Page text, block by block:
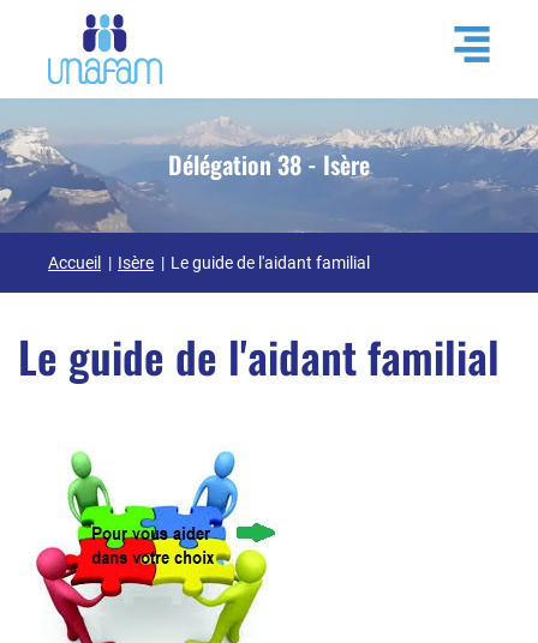
Délégation 38 - Isère
Accueil Isère Le guide de l'aidant familial
Le guide de l'aidant familial